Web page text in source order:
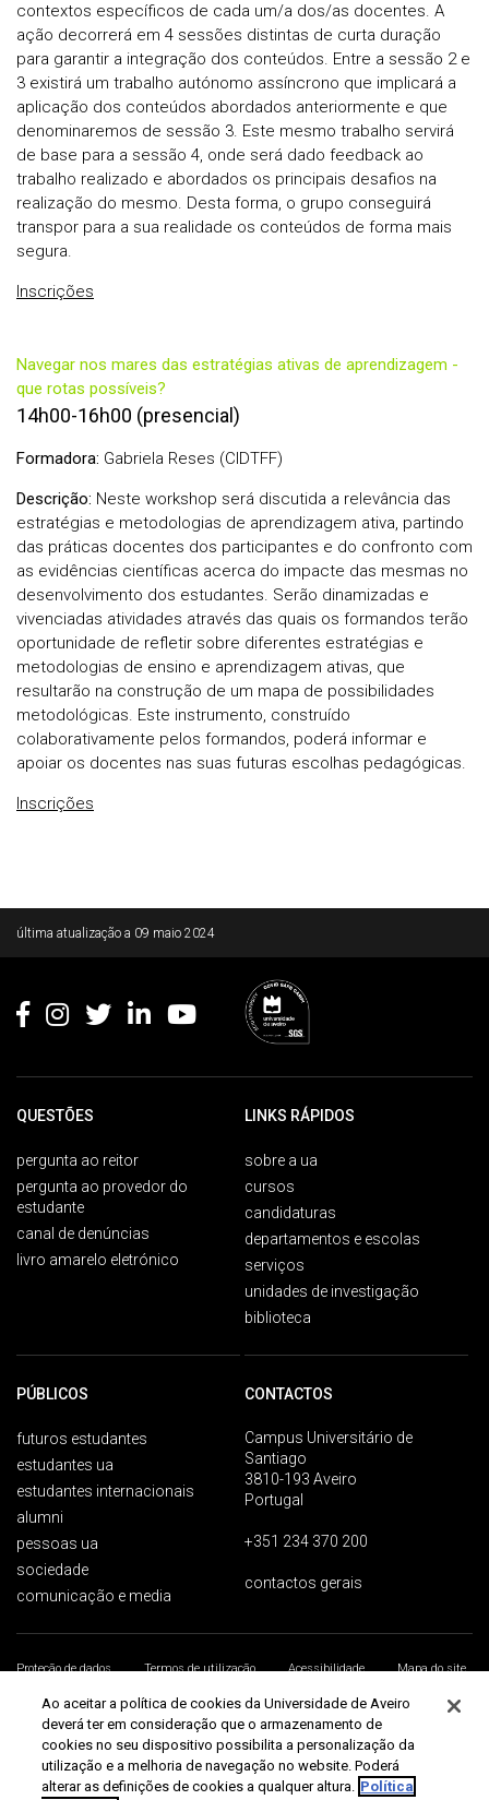
contextos específicos de cada um/a dos/as docentes. A
ação decorrerá em 4 sessões distintas de curta duração
para garantir a integração dos conteúdos. Entre a sessão 2 e
3 existirá um trabalho autónomo assíncrono que implicará a
aplicação dos conteúdos abordados anteriormente e que
denominaremos de sessão 3. Este mesmo trabalho servirá
de base para a sessão 4, onde será dado feedback ao
trabalho realizado e abordados os principais desafios na
realização do mesmo. Desta forma, o grupo conseguirá
transpor para a sua realidade os conteúdos de forma mais
segura.
Inscrições
Navegar nos mares das estratégias ativas de aprendizagem -
que rotas possíveis?
14h00-16h00 (presencial)
Formadora: Gabriela Reses (CIDTFF)
Descrição: Neste workshop será discutida a relevância das
estratégias e metodologias de aprendizagem ativa, partindo
das práticas docentes dos participantes e do confronto com
as evidências científicas acerca do impacte das mesmas no
desenvolvimento dos estudantes. Serão dinamizadas e
vivenciadas atividades através das quais os formandos terão
oportunidade de refletir sobre diferentes estratégias e
metodologias de ensino e aprendizagem ativas, que
resultarão na construção de um mapa de possibilidades
metodológicas. Este instrumento, construído
colaborativamente pelos formandos, poderá informar e
apoiar os docentes nas suas futuras escolhas pedagógicas.
Inscrições
última atualização a 09 maio 2024
QUESTÕES
pergunta ao reitor
pergunta ao provedor do
estudante
canal de denúncias
livro amarelo eletrónico
LINKS RÁPIDOS
sobre a ua
cursos
candidaturas
departamentos e escolas
serviços
unidades de investigação
biblioteca
PÚBLICOS
futuros estudantes
estudantes ua
estudantes internacionais
alumni
pessoas ua
sociedade
comunicação e media
CONTACTOS
Campus Universitário de
Santiago
3810-193 Aveiro
Portugal
+351 234 370 200
contactos gerais
Proteção de dados Termos de utilização Acessibilidade
Mapa do site
Universidade de Aveiro 2026
Ao aceitar a política de cookies da Universidade de Aveiro
deverá ter em consideração que o armazenamento de
cookies no seu dispositivo possibilita a personalização da
utilização e a melhoria de navegação no website. Poderá
alterar as definições de cookies a qualquer altura. Política